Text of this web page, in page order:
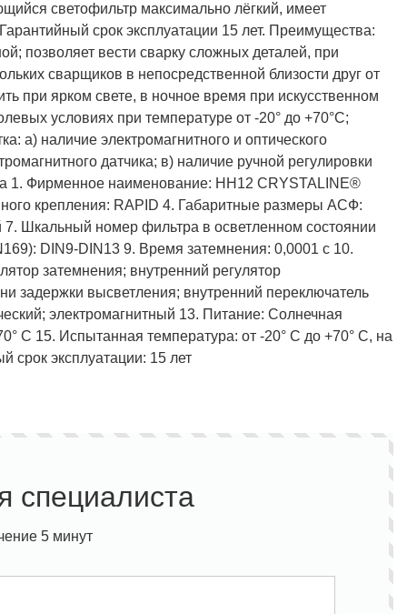
светофильтр максимально лёгкий, имеет
срок эксплуатации 15 лет. Преимущества:
позволяет вести сварку сложных деталей, при
сварщиков в непосредственной близости друг от
при ярком свете, в ночное время при искусственном
условиях при температуре от -20° до +70°С;
а) наличие электромагнитного и оптического
датчика; в) наличие ручной регулировки
1. Фирменное наименование: НН12 CRYSTALINE®
крепления: RAPID 4. Габаритные размеры АСФ:
Шкальный номер фильтра в осветленном состоянии
DIN9-DIN13 9. Время затемнения: 0,0001 с 10.
затемнения; внутренний регулятор
задержки высветления; внутренний переключатель
электромагнитный 13. Питание: Солнечная
С 15. Испытанная температура: от -20° С до +70° С, на
срок эксплуатации: 15 лет
специалиста
5 минут